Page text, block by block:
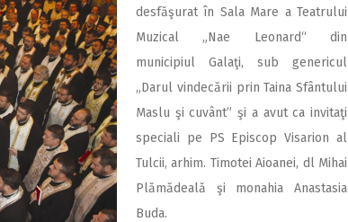
desfăşurat în Sala Mare a Teatrului
Muzical „Nae Leonard“ din
municipiul Galaţi, sub genericul
„Darul vindecării prin Taina Sfântului
Maslu şi cuvânt” şi a avut ca invitaţi
speciali pe PS Episcop Visarion al
Tulcii, arhim. Timotei Aioanei, dl Mihai
Plămădeală şi monahia Anastasia
Buda.